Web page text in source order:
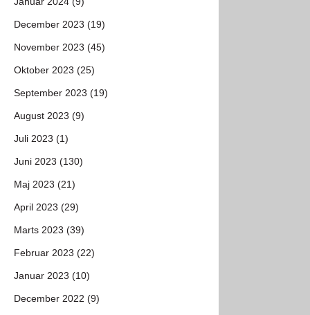
December 2023 (19)
November 2023 (45)
Oktober 2023 (25)
September 2023 (19)
August 2023 (9)
Juli 2023 (1)
Juni 2023 (130)
Maj 2023 (21)
April 2023 (29)
Marts 2023 (39)
Februar 2023 (22)
Januar 2023 (10)
December 2022 (9)